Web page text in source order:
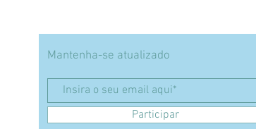
Mantenha-se atualizado
Participar